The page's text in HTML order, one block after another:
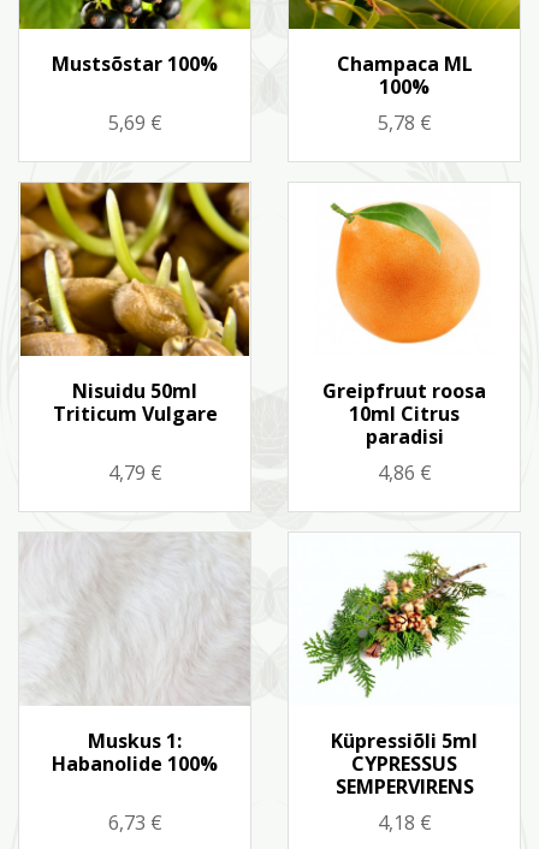
Kiirvaade
Mustsõstar 100%
Hind
5,69 €
Kiirvaade
Champaca ML
100%
Hind
5,78 €
 Kiirvaade
Nisuidu 50ml
Triticum Vulgare
Hind
4,79 €
 Kiirvaade
Greipfruut roosa
10ml Citrus
paradisi
Hind
4,86 €
Kiirvaade
Muskus 1:
Habanolide 100%
Hind
6,73 €
Kiirvaade
Küpressiõli 5ml
CYPRESSUS
SEMPERVIRENS
Hind
4,18 €